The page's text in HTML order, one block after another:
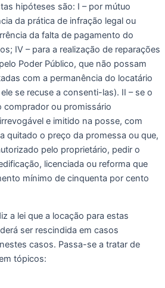
hipóteses são: I – por mútuo
da prática de infração legal ou
da falta de pagamento do
IV – para a realização de reparações
Poder Público, que não possam
com a permanência do locatário
se recuse a consenti-las). II – se o
comprador ou promissário
e imitido na posse, com
quitado o preço da promessa ou que,
pelo proprietário, pedir o
licenciada ou reforma que
mínimo de cinquenta por cento
ser rescindida em casos
casos. Passa-se a tratar de
tópicos: